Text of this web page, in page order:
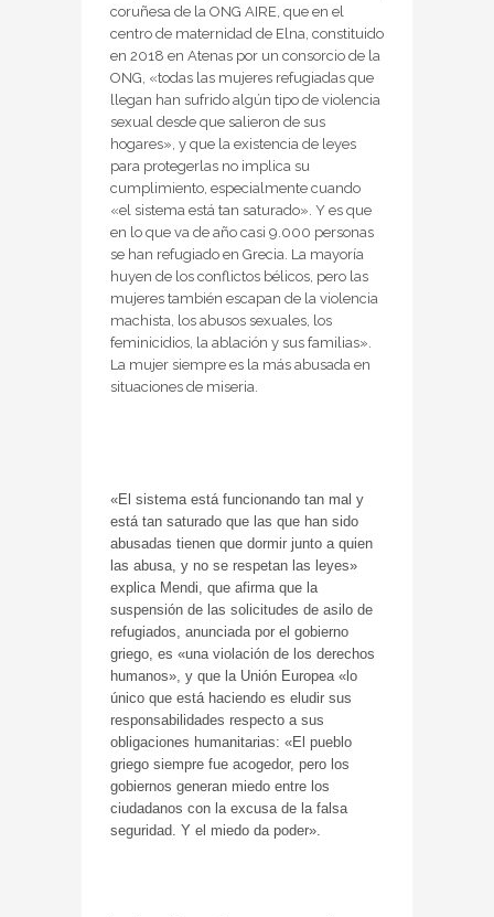
coruñesa de la ONG AIRE, que en el
centro de maternidad de Elna, constituido
en 2018 en Atenas por un consorcio de la
ONG, «todas las mujeres refugiadas que
llegan han sufrido algún tipo de violencia
sexual desde que salieron de sus
hogares», y que la existencia de leyes
para protegerlas no implica su
cumplimiento, especialmente cuando
«el sistema está tan saturado». Y es que
en lo que va de año casi 9.000 personas
se han refugiado en Grecia. La mayoría
huyen de los conflictos bélicos, pero las
mujeres también escapan de la violencia
machista, los abusos sexuales, los
feminicidios, la ablación y sus familias».
La mujer siempre es la más abusada en
situaciones de miseria.
«El sistema está funcionando tan mal y
está tan saturado que las que han sido
abusadas tienen que dormir junto a quien
las abusa, y no se respetan las leyes»
explica Mendi, que afirma que la
suspensión de las solicitudes de asilo de
refugiados, anunciada por el gobierno
griego, es «una violación de los derechos
humanos», y que la Unión Europea «lo
único que está haciendo es eludir sus
responsabilidades respecto a sus
obligaciones humanitarias: «El pueblo
griego siempre fue acogedor, pero los
gobiernos generan miedo entre los
ciudadanos con la excusa de la falsa
seguridad. Y el miedo da poder».